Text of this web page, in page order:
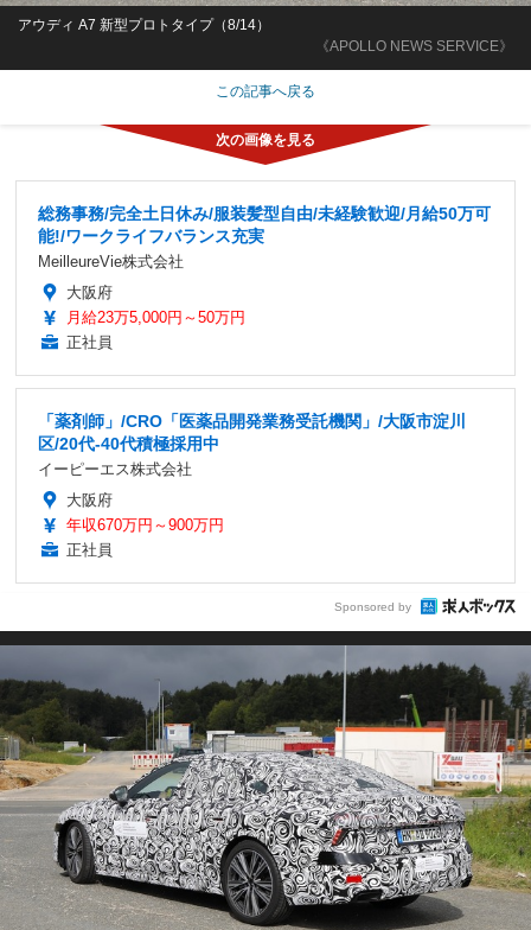
《APOLLO NEWS SERVICE》
アウディ A7 新型プロトタイプ（8/14）
この記事へ戻る
総務事務/完全土日休み/服装髪型自由/未経験歓迎/月給50万可
能!/ワークライフバランス充実
MeilleureVie株式会社
大阪府
月給23万5,000円～50万円
正社員
「薬剤師」/CRO「医薬品開発業務受託機関」/大阪市淀川
区/20代-40代積極採用中
イーピーエス株式会社
大阪府
年収670万円～900万円
正社員
Sponsored by